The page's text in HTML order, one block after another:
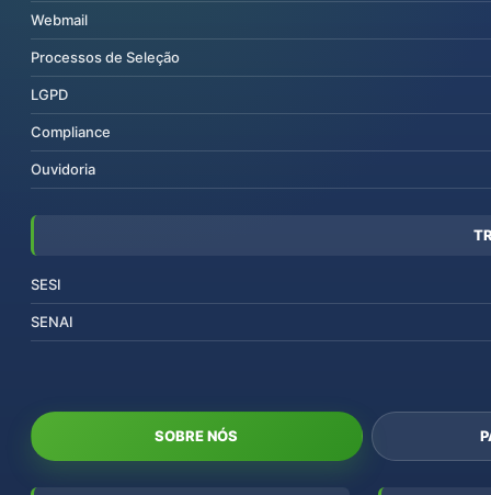
Webmail
Processos de Seleção
LGPD
Compliance
Ouvidoria
SESI
SENAI
SOBRE NÓS